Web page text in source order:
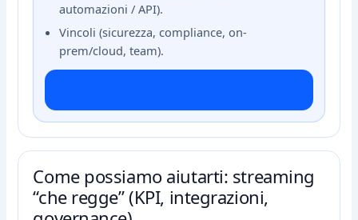
automazioni / API).
Vincoli (sicurezza, compliance, on-
prem/cloud, team).
Come possiamo aiutarti: streaming
“che regge” (KPI, integrazioni,